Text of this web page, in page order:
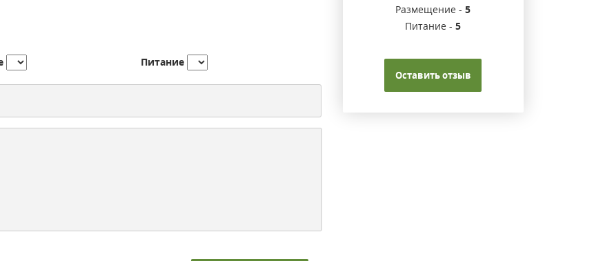
Питание
Размещение -5
Питание -5
Оставить отзыв